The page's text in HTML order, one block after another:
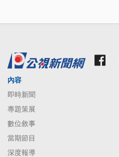
內容
即時新聞
專題策展
數位敘事
當期節目
深度報導